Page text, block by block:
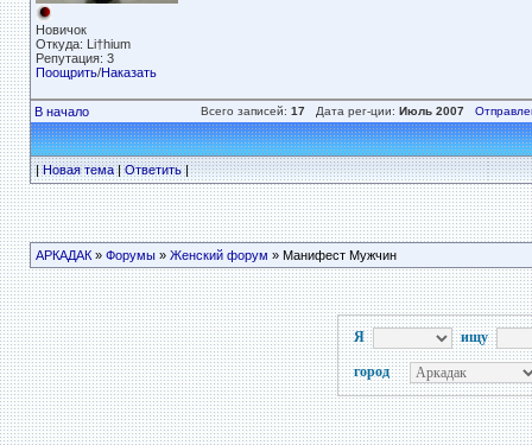
Новичок
Откуда: Li†hium
Репутация: 3
Поощрить/Наказать
В начало Всего записей: 17Дата рег-ции: Июль 2007
|Новая тема|Ответить|
АРКАДАК» Форумы» Женский форум » Манифест Мужчин
Я ищу
город